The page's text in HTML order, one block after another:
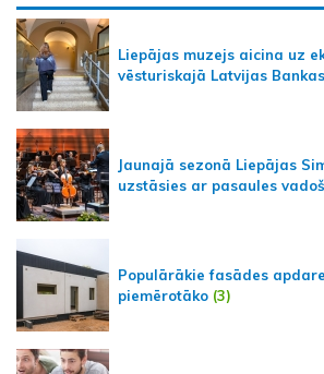
Liepājas muzejs aicina uz
vēsturiskajā Latvijas
Jaunajā sezonā Liepājas
uzstāsies ar pasaules
Populārākie fasādes
piemērotāko (3)